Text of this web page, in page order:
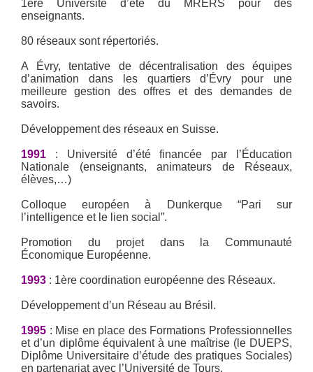
1ère Université d’été du MRERS pour des
enseignants.
80 réseaux sont répertoriés.
A Évry, tentative de décentralisation des équipes
d’animation dans les quartiers d’Évry pour une
meilleure gestion des offres et des demandes de
savoirs.
Développement des réseaux en Suisse.
1991
: Université d’été financée par l’Éducation
Nationale (enseignants, animateurs de Réseaux,
élèves,…)
Colloque européen à Dunkerque “Pari sur
l’intelligence et le lien social”.
Promotion du projet dans la Communauté
Économique Européenne.
1993 : 1ère coordination européenne des Réseaux.
Développement d’un Réseau au Brésil.
1995 : Mise en place des Formations Professionnelles
et d’un diplôme équivalent à une maîtrise (le DUEPS,
Diplôme Universitaire d’étude des pratiques Sociales)
en partenariat avec l’Université de Tours.